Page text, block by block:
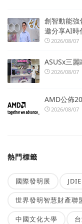
創智動能強
邀分享AI時
2026/08/07
ASUSx三
2026/08/07
AMD公佈
2026/08/07
熱門標籤
國際發明展
世界發明智慧財產聯
中國文化大學